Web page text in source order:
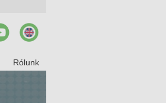
Rólunk